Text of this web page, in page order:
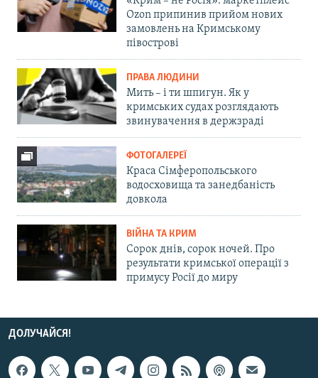
Ozon припинив прийом нових
замовлень на Кримському
півострові
ПРАВА ЛЮДИНИ
Мить – і ти шпигун. Як у
кримських судах розглядають
звинувачення в держзраді
ФОТОГАЛЕРЕЇ
Краса Сімферопольського
водосховища та занедбаність
довкола
ВІЙНА ТА КРИМ
Сорок днів, сорок ночей. Про
результати кримської операції з
примусу Росії до миру
ДОЛУЧАЙСЯ!